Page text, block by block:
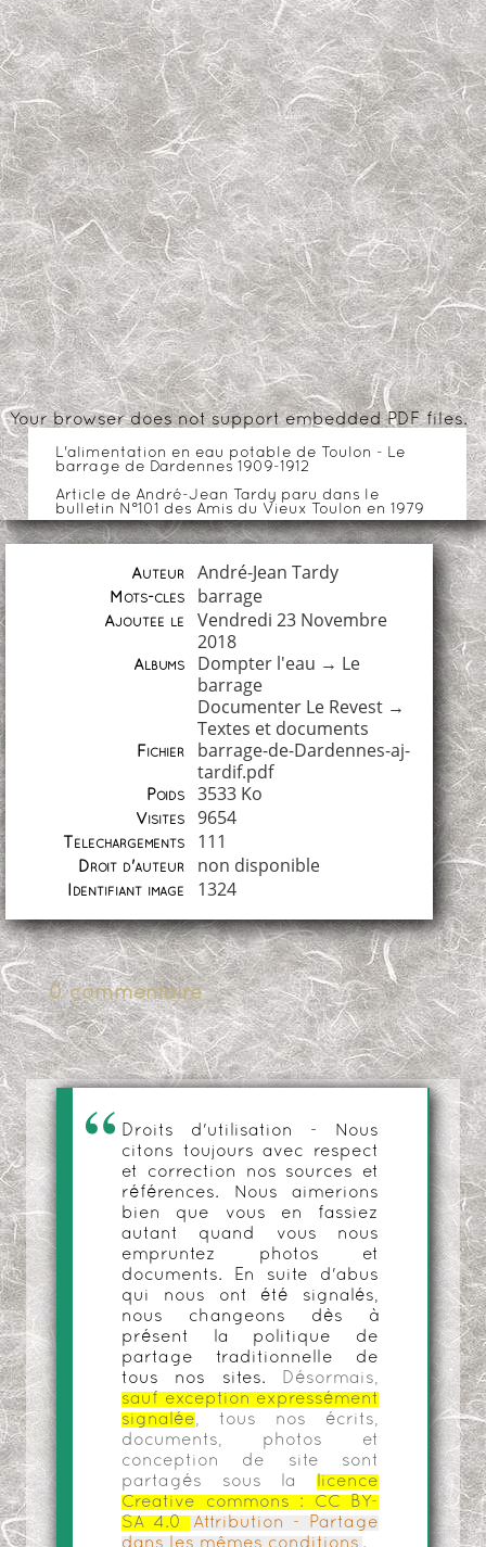
Your browser does not support embedded PDF files.
L'alimentation en eau potable de Toulon - Le
barrage de Dardennes 1909-1912
Article de André-Jean Tardy paru dans le
bulletin N°101 des Amis du Vieux Toulon en 1979
Auteur André-Jean Tardy
Mots-clés barrage
Ajoutée le
Vendredi 23 Novembre
2018
Albums Dompter l'eau → Le
barrage
Documenter Le Revest→
Textes et documents
Fichier
barrage-de-Dardennes-aj-
tardif.pdf
Poids 3533 Ko
Visites 9654
Téléchargements 111
Droit d'auteur non disponible
Identifiant image 1324
0 commentaire
Droits d'utilisation - Nous
citons toujours avec respect
et correction nos sources et
références. Nous aimerions
bien que vous en fassiez
autant quand vous nous
empruntez photos et
documents. En suite d'abus
qui nous ont été signalés,
nous changeons dès à
présent la politique de
partage traditionnelle de
tous nos sites.
Désormais,
sauf exception expressément
signalée , tous nos écrits,
documents, photos et
conception de site sont
partagés sous la
licence
Creative commons :
CC BY-
SA 4.0
Attribution - Partage
dans les mêmes conditions .